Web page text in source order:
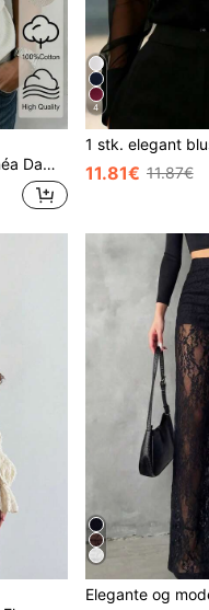
bomuldslinned, til arbejde, ferie og pendling
4
11.81€ 11.87€